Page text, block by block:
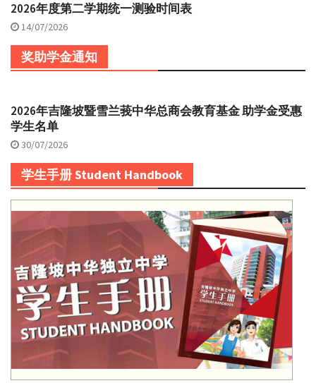
2026年度第二学期统一测验时间表
14/07/2026
奖助学金通知
2026年吉隆坡暨雪兰莪中华总商会教育基金 助学金受惠
学生名单
30/07/2026
学生手册 Student Handbook